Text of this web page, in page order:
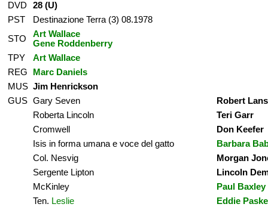
DVD
28 (U)
PST
Destinazione Terra (3) 08.1978
STO
Art Wallace
Gene Roddenberry
TPY
Art Wallace
REG
Marc Daniels
MUS Jim Henrickson
GUS Gary Seven
Robert
Roberta Lincoln
Teri Garr
Cromwell
Don Keefer
Isis in forma umana e voce del gatto
Barbara
Col. Nesvig
Morgan
Sergente Lipton
Lincoln
McKinley
Paul Baxley
Ten. Leslie
Eddie